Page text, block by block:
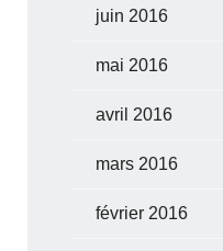
juin 2016
mai 2016
avril 2016
mars 2016
février 2016